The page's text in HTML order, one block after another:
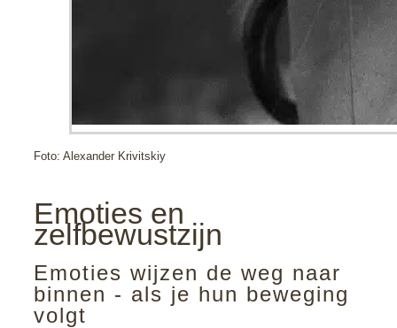
Foto: Alexander Krivitskiy
Emoties en
zelfbewustzijn
Emoties wijzen de weg naar
binnen - als je hun beweging
volgt